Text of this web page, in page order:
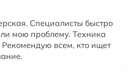
Специалисты быстро
мою проблему. Техника
Рекомендую всем, кто ищет